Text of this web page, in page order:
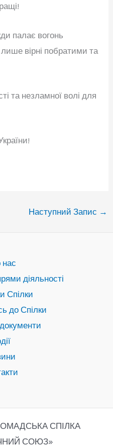
палає вогонь
вірні побратими та
та незламної волі для
Наступний Запис →
нас
діяльності
Спілки
до Спілки
СПІЛКА
СОЮЗ»